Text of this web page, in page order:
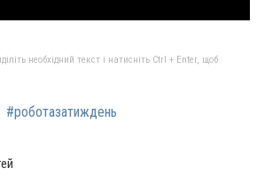
необхідний текст і натисніть Ctrl + Enter, щоб
#роботазатиждень